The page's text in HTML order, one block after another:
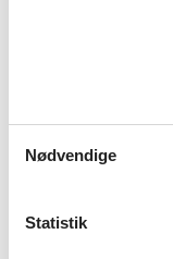
Nødvendige
Statistik